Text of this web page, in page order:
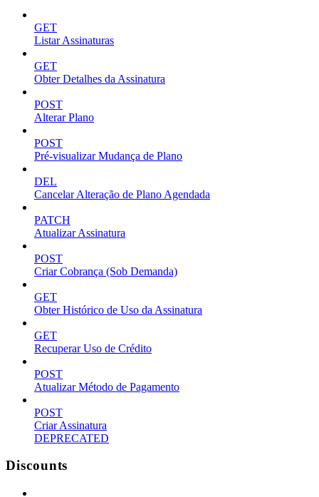
GET
Listar Assinaturas
GET
Obter Detalhes da Assinatura
POST
Alterar Plano
POST
Pré-visualizar Mudança de Plano
DEL
Cancelar Alteração de Plano Agendada
PATCH
Atualizar Assinatura
POST
Criar Cobrança (Sob Demanda)
GET
Obter Histórico de Uso da Assinatura
GET
Recuperar Uso de Crédito
POST
Atualizar Método de Pagamento
POST
Criar Assinatura
DEPRECATED
Discounts